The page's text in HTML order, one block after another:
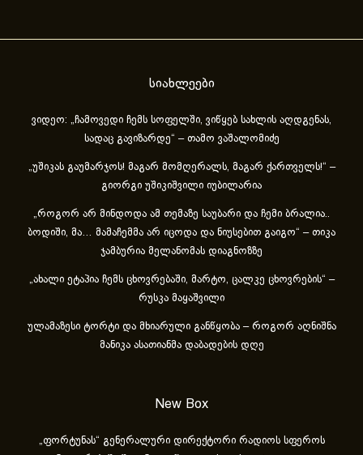
სიახლეები
ვიდეო: „ჩამოვედი ჩემს სოფელში, ვიწყებ სახლის აღდგენას,
სადაც გავიზარდე“ – თამო ვაშალომიძე
„უშიკას გაუმარჯოს! მაგარ მომღერალს, მაგარ ქართველს!“ –
გიორგი უშიკიშვილი იუბილარია
„როგორ არ მინდოდა ამ თემაზე საუბარი და ჩემი ბრალია..
ბოდიში, მა… მამაჩემმა არ იცოდა და ნიუსებით გაიგო“ – თიკა
ჯამბურია მელანომას დიაგნოზზე
„ახა­ლი ეტა­პია ჩემს ცხოვ­რე­ბა­ში, მარ­ტო, ცალ­კე ცხოვ­რე­ბის“ –
რუსკა მაყაშვილი
ულამაზესი ტორტი და მხიარული განწყობა – როგორ აღნიშნა
მანიკა ასათიანმა დაბადების დღე
New Box
„ფორტუნას“ გენერალური დირექტორი რადიოს სფეროს